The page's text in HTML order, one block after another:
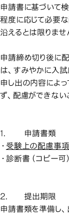
申請書に基づいて検
程度に応じて必要
沿えるとは限りませ
申請締め切り後に
は、すみやかに入試
申し出の内容によ
ず、配慮ができない
1.
申請書類
・ 受験上の配慮事
・診断書（コピー可）
2.
提出期限
申請書類を準備し